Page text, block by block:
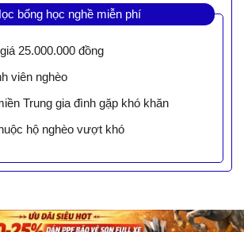
bổng học nghề miễn phí
25.000.000 đồng
viên nghèo
Trung gia đình gặp khó khăn
hộ nghèo vượt khó